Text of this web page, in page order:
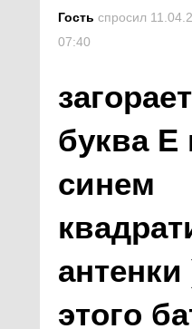
Гость спросил
07:40
буква Е
синем
этого